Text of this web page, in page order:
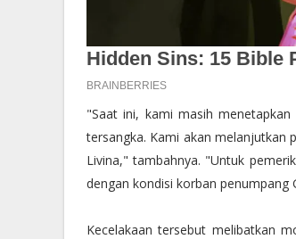
"Saat ini, kami masih
tersangka. Kami akan melanjutkan
Livina," tambahnya. "Untuk
dengan kondisi korban penumpang
Kecelakaan tersebut melibatkan